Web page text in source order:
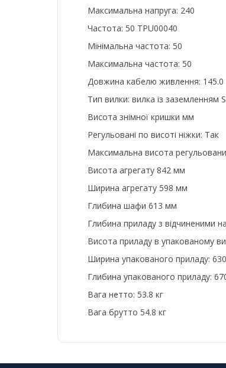
Максимальна напруга: 240
Частота: 50 TPU00040
Мінімальна частота: 50
Максимальна частота: 50
Довжина кабелю живлення: 145.0
Тип вилки: вилка із заземленням
Висота знімної кришки мм
Регульовані по висоті ніжки: Так
Максимальна висота
Висота агрегату 842 мм
Ширина агрегату 598 мм
Глибина шафи 613 мм
Глибина приладу з відчиненими
Висота приладу в упакованому
Ширина упакованого приладу:
Глибина упакованого приладу:
Вага нетто: 53.8 кг
Вага брутто 54.8 кг